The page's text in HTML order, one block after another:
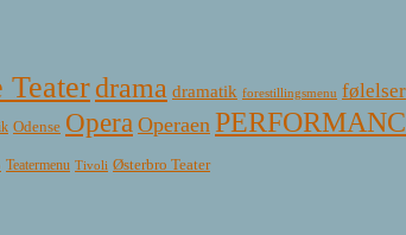
Teaterdrama dramatik forestillingsmenu følelser
Odense Opera Operaen
Teatermenu Tivoli Østerbro Teater